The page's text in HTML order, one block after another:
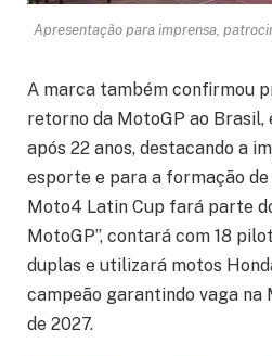
Apresentação para imprensa,
A marca também confirmou
retorno da MotoGP ao Brasil,
após 22 anos, destacando a
esporte e para a formação
Moto4 Latin Cup fará parte
MotoGP”, contará com 18
duplas e utilizará motos
campeão garantindo vaga na
de 2027.